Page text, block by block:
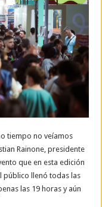
tiempo no veíamos
Rainone, presidente
que en esta edición
público llenó todas las
las 19 horas y aún